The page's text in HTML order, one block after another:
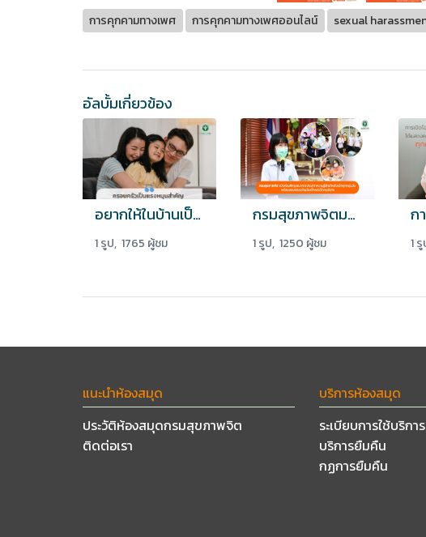
การคุกคามทางเพศ การคุกคามทางเพศออนไลน์ sexual
อัลบั้มเกี่ยวข้อง
อยากให้ในบ้านเป็นพื้นที่ที่ให้ความสุขแก่กันและกัน เพื่อผ่านวิกฤตนี้ไปด้วยกัน
1 รูป, 1765 ผู้ชม
กรมสุขภาพจิตมอบของขวัญวันเด็ก แด่เด็กคนพิเศษ
1 รูป, 1250 ผู้ชม 1
แนะนำห้องสมุด
ประวัติห้องสมุดกรมสุขภาพจิต
ติดต่อเรา
บริการห้องสมุด
ระเบียบการใช้บริการ
บริการยืมคืน
กฏการยืมคืน